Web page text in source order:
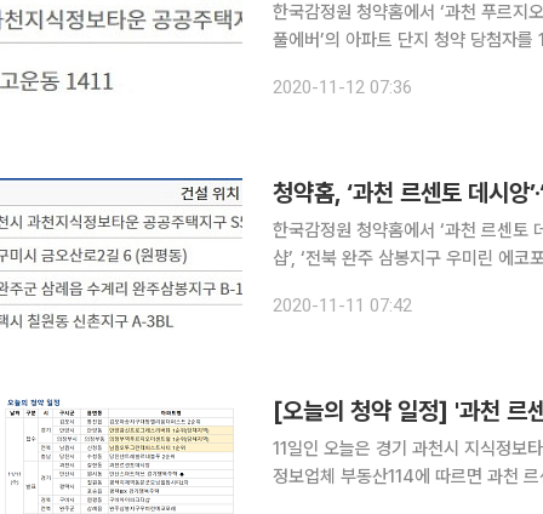
한국감정원 청약홈에서 ‘과천 푸르지
풀에버’의 아파트 단지 청약 당첨자를 12일 발표했다. 이날 청약 당
홈은 ‘과천 르센토 데시앙’, ‘평택 동
2020-11-12 07:36
한국감정원 청약홈에서 ‘과천 르센토
샵’, ‘전북 완주 삼봉지구 우미린 에코포
더샵’, ‘전북 완주 삼봉지구 우미린 에
2020-11-11 07:42
[오늘의 청약 일정] '과천 르
11일인 오늘은 경기 과천시 지식정보타
정보업체 부동산114에 따르면 과천